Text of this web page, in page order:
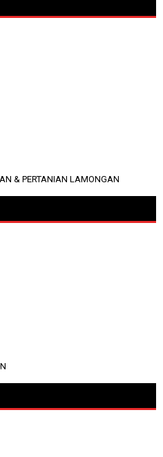
& PERTANIAN LAMONGAN